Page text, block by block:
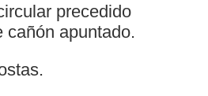
precedido
cañón apuntado.